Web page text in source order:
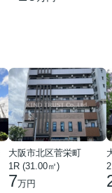
大阪市北区菅栄町
1R (31.00㎡)
7万円